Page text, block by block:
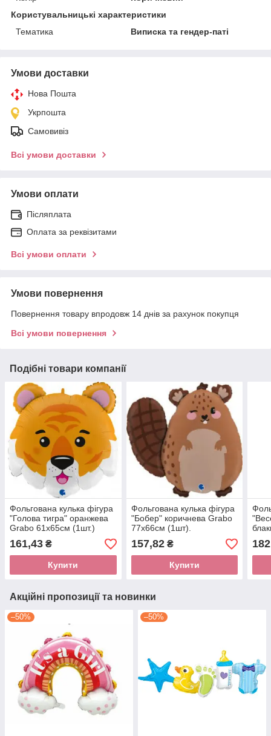
Користувальницькі характеристики
Тематика
Виписка та гендер-паті
Умови доставки
Нова Пошта
Укрпошта
Самовивіз
Всі умови доставки
Умови оплати
Післяплата
Оплата за реквізитами
Всі умови оплати
Умови повернення
Повернення товару впродовж 14 днів за рахунок покупця
Всі умови повернення
Подібні товари компанії
Фольгована кулька фігура
"Голова тигра" оранжева
Grabo 61х65см (1шт.)
161,43 ₴
Купити
Фольгована кулька фігура
"Бобер" коричнева Grabo
77х66см (1шт).
157,82₴
Купити
Акційні пропозиції та новинки
–50% –50%